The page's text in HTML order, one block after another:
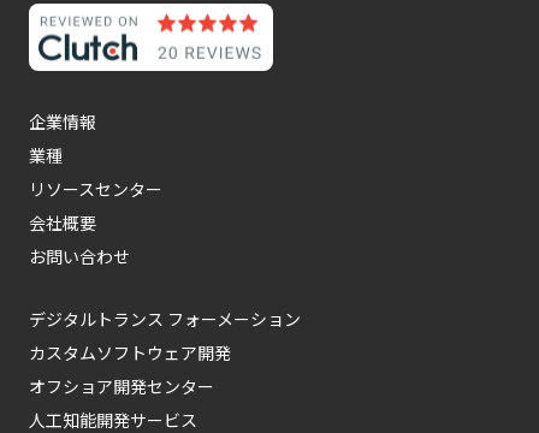
企業情報
業種
リソースセンター
会社概要
お問い合わせ
デジタルトランス フォーメーション
カスタムソフトウェア開発
オフショア開発センター
人工知能開発サービス